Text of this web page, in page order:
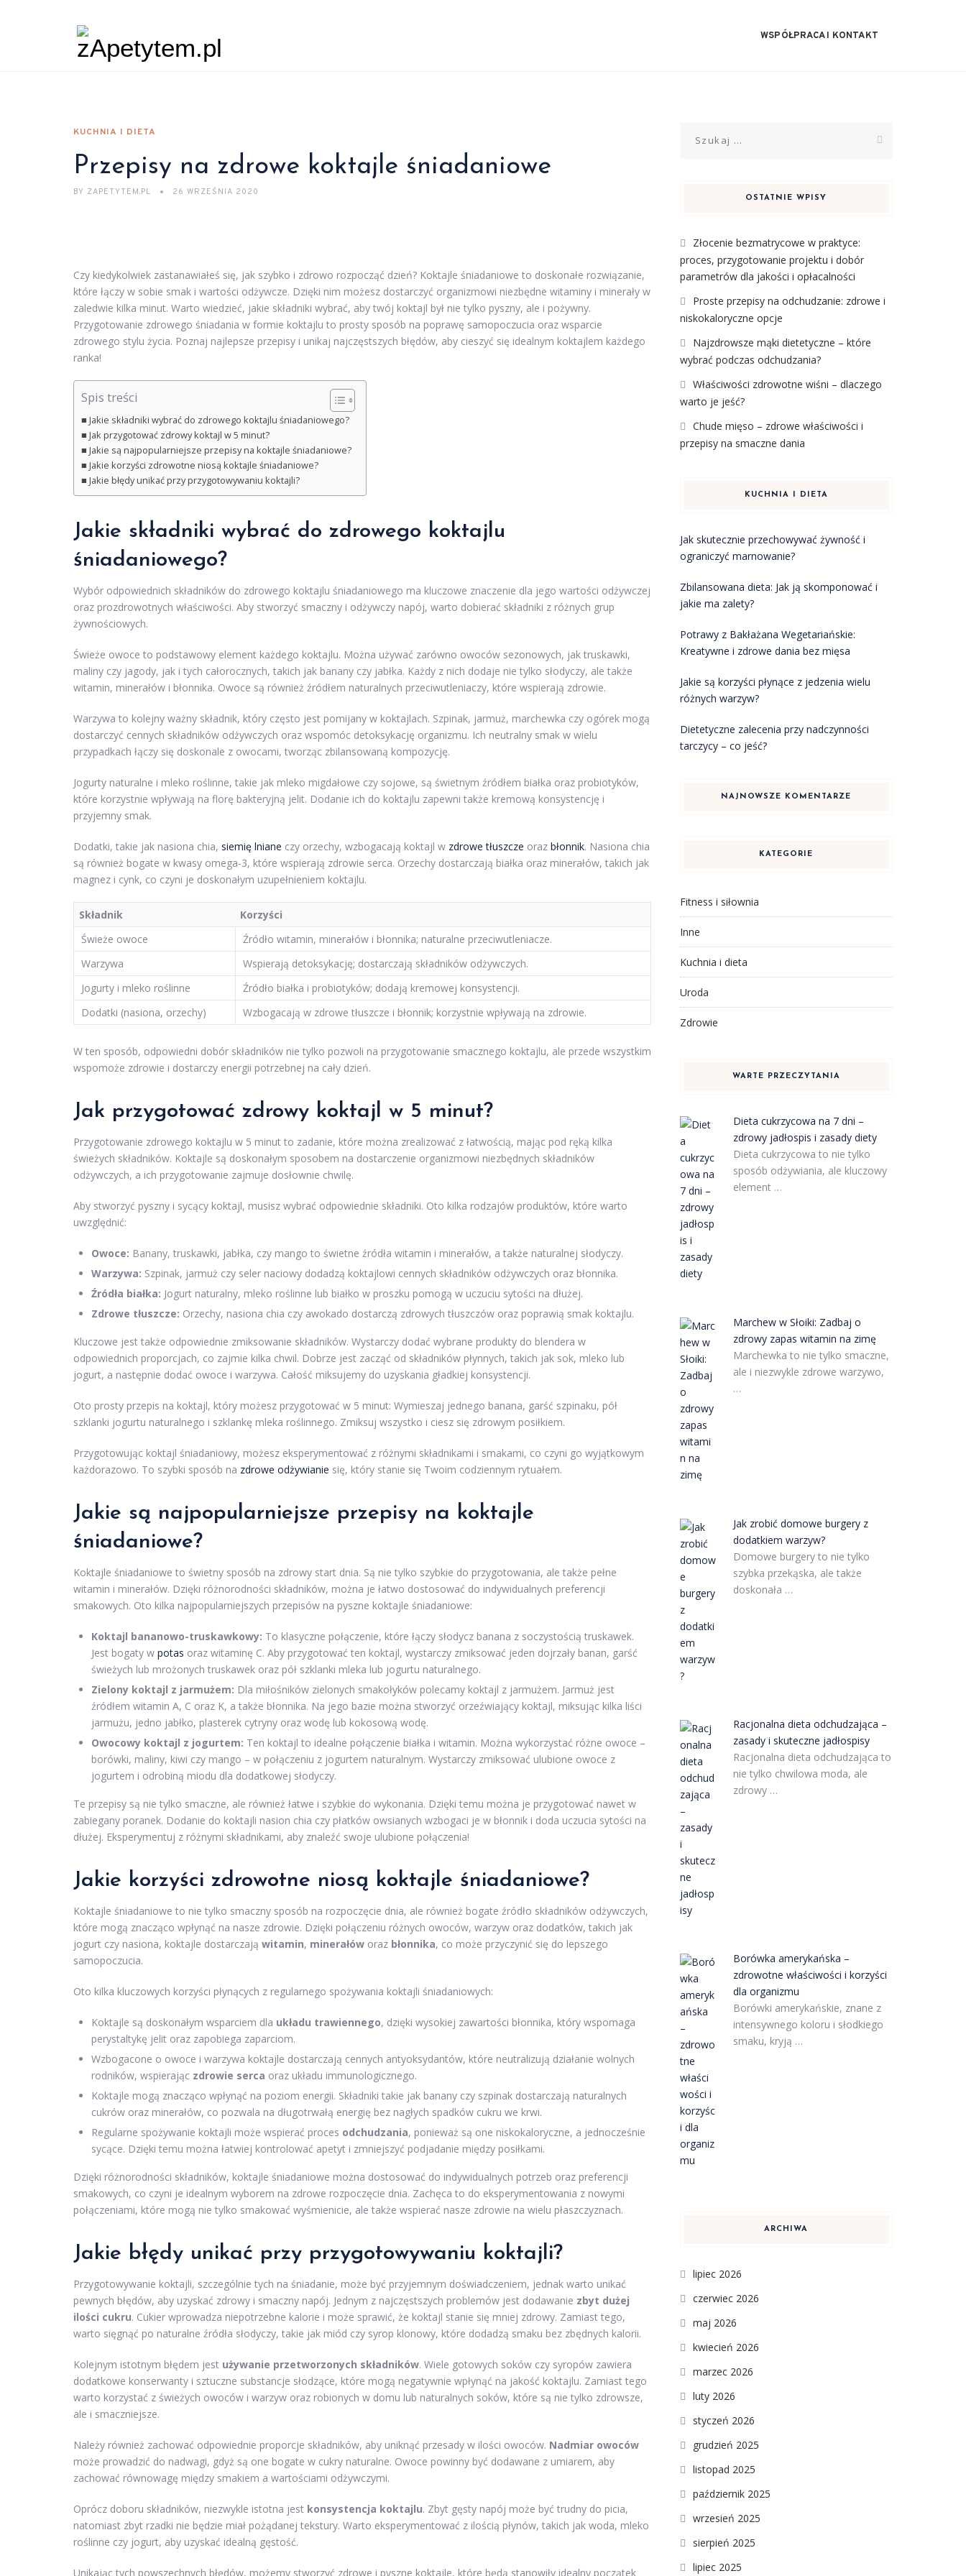
WSPÓŁPRACA I KONTAKT
KUCHNIA I DIETA
Przepisy na zdrowe koktajle śniadaniowe
BY ZAPETYTEM.PL 26 WRZEŚNIA 2020
Czy kiedykolwiek zastanawiałeś się, jak szybko i zdrowo rozpocząć dzień? Koktajle śniadaniowe to doskonałe rozwiązanie,
które łączy w sobie smak i wartości odżywcze. Dzięki nim możesz dostarczyć organizmowi niezbędne witaminy i minerały w
zaledwie kilka minut. Warto wiedzieć, jakie składniki wybrać, aby twój koktajl był nie tylko pyszny, ale i pożywny.
Przygotowanie zdrowego śniadania w formie koktajlu to prosty sposób na poprawę samopoczucia oraz wsparcie
zdrowego stylu życia. Poznaj najlepsze przepisy i unikaj najczęstszych błędów, aby cieszyć się idealnym koktajlem każdego
ranka!
Spis treści
Jakie składniki wybrać do zdrowego koktajlu śniadaniowego?
Jak przygotować zdrowy koktajl w 5 minut?
Jakie są najpopularniejsze przepisy na koktajle śniadaniowe?
Jakie korzyści zdrowotne niosą koktajle śniadaniowe?
Jakie błędy unikać przy przygotowywaniu koktajli?
Jakie składniki wybrać do zdrowego koktajlu
śniadaniowego?
Wybór odpowiednich składników do zdrowego koktajlu śniadaniowego ma kluczowe znaczenie dla jego wartości odżywczej
oraz prozdrowotnych właściwości. Aby stworzyć smaczny i odżywczy napój, warto dobierać składniki z różnych grup
żywnościowych.
Świeże owoce to podstawowy element każdego koktajlu. Można używać zarówno owoców sezonowych, jak truskawki,
maliny czy jagody, jak i tych całorocznych, takich jak banany czy jabłka. Każdy z nich dodaje nie tylko słodyczy, ale także
witamin, minerałów i błonnika. Owoce są również źródłem naturalnych przeciwutleniaczy, które wspierają zdrowie.
Warzywa to kolejny ważny składnik, który często jest pomijany w koktajlach. Szpinak, jarmuż, marchewka czy ogórek mogą
dostarczyć cennych składników odżywczych oraz wspomóc detoksykację organizmu. Ich neutralny smak w wielu
przypadkach łączy się doskonale z owocami, tworząc zbilansowaną kompozycję.
Jogurty naturalne i mleko roślinne, takie jak mleko migdałowe czy sojowe, są świetnym źródłem białka oraz probiotyków,
które korzystnie wpływają na florę bakteryjną jelit. Dodanie ich do koktajlu zapewni także kremową konsystencję i
przyjemny smak.
Dodatki, takie jak nasiona chia, siemię lniane czy orzechy, wzbogacają koktajl w zdrowe tłuszcze oraz błonnik. Nasiona chia
są również bogate w kwasy omega-3, które wspierają zdrowie serca. Orzechy dostarczają białka oraz minerałów, takich jak
magnez i cynk, co czyni je doskonałym uzupełnieniem koktajlu.
Składnik
Korzyści
Świeże owoce
Źródło witamin, minerałów i błonnika; naturalne przeciwutleniacze.
Warzywa
Wspierają detoksykację; dostarczają składników odżywczych.
Jogurty i mleko roślinne
Źródło białka i probiotyków; dodają kremowej konsystencji.
Dodatki (nasiona, orzechy)
Wzbogacają w zdrowe tłuszcze i błonnik; korzystnie wpływają na zdrowie.
W ten sposób, odpowiedni dobór składników nie tylko pozwoli na przygotowanie smacznego koktajlu, ale przede wszystkim
wspomoże zdrowie i dostarczy energii potrzebnej na cały dzień.
Jak przygotować zdrowy koktajl w 5 minut?
Przygotowanie zdrowego koktajlu w 5 minut to zadanie, które można zrealizować z łatwością, mając pod ręką kilka
świeżych składników. Koktajle są doskonałym sposobem na dostarczenie organizmowi niezbędnych składników
odżywczych, a ich przygotowanie zajmuje dosłownie chwilę.
Aby stworzyć pyszny i sycący koktajl, musisz wybrać odpowiednie składniki. Oto kilka rodzajów produktów, które warto
uwzględnić:
Owoce: Banany, truskawki, jabłka, czy mango to świetne źródła witamin i minerałów, a także naturalnej słodyczy.
Warzywa: Szpinak, jarmuż czy seler naciowy dodadzą koktajlowi cennych składników odżywczych oraz błonnika.
Źródła białka: Jogurt naturalny, mleko roślinne lub białko w proszku pomogą w uczuciu sytości na dłużej.
Zdrowe tłuszcze: Orzechy, nasiona chia czy awokado dostarczą zdrowych tłuszczów oraz poprawią smak koktajlu.
Kluczowe jest także odpowiednie zmiksowanie składników. Wystarczy dodać wybrane produkty do blendera w
odpowiednich proporcjach, co zajmie kilka chwil. Dobrze jest zacząć od składników płynnych, takich jak sok, mleko lub
jogurt, a następnie dodać owoce i warzywa. Całość miksujemy do uzyskania gładkiej konsystencji.
Oto prosty przepis na koktajl, który możesz przygotować w 5 minut: Wymieszaj jednego banana, garść szpinaku, pół
szklanki jogurtu naturalnego i szklankę mleka roślinnego. Zmiksuj wszystko i ciesz się zdrowym posiłkiem.
Przygotowując koktajl śniadaniowy, możesz eksperymentować z różnymi składnikami i smakami, co czyni go wyjątkowym
każdorazowo. To szybki sposób na zdrowe odżywianie się, który stanie się Twoim codziennym rytuałem.
Jakie są najpopularniejsze przepisy na koktajle
śniadaniowe?
Koktajle śniadaniowe to świetny sposób na zdrowy start dnia. Są nie tylko szybkie do przygotowania, ale także pełne
witamin i minerałów. Dzięki różnorodności składników, można je łatwo dostosować do indywidualnych preferencji
smakowych. Oto kilka najpopularniejszych przepisów na pyszne koktajle śniadaniowe:
Koktajl bananowo-truskawkowy: To klasyczne połączenie, które łączy słodycz banana z soczystością truskawek.
Jest bogaty w potas oraz witaminę C. Aby przygotować ten koktajl, wystarczy zmiksować jeden dojrzały banan, garść
świeżych lub mrożonych truskawek oraz pół szklanki mleka lub jogurtu naturalnego.
Zielony koktajl z jarmużem: Dla miłośników zielonych smakołyków polecamy koktajl z jarmużem. Jarmuż jest
źródłem witamin A, C oraz K, a także błonnika. Na jego bazie można stworzyć orzeźwiający koktajl, miksując kilka liści
jarmużu, jedno jabłko, plasterek cytryny oraz wodę lub kokosową wodę.
Owocowy koktajl z jogurtem: Ten koktajl to idealne połączenie białka i witamin. Można wykorzystać różne owoce –
borówki, maliny, kiwi czy mango – w połączeniu z jogurtem naturalnym. Wystarczy zmiksować ulubione owoce z
jogurtem i odrobiną miodu dla dodatkowej słodyczy.
Te przepisy są nie tylko smaczne, ale również łatwe i szybkie do wykonania. Dzięki temu można je przygotować nawet w
zabiegany poranek. Dodanie do koktajli nasion chia czy płatków owsianych wzbogaci je w błonnik i doda uczucia sytości na
dłużej. Eksperymentuj z różnymi składnikami, aby znaleźć swoje ulubione połączenia!
Jakie korzyści zdrowotne niosą koktajle śniadaniowe?
Koktajle śniadaniowe to nie tylko smaczny sposób na rozpoczęcie dnia, ale również bogate źródło składników odżywczych,
które mogą znacząco wpłynąć na nasze zdrowie. Dzięki połączeniu różnych owoców, warzyw oraz dodatków, takich jak
jogurt czy nasiona, koktajle dostarczają witamin, minerałów oraz błonnika, co może przyczynić się do lepszego
samopoczucia.
Oto kilka kluczowych korzyści płynących z regularnego spożywania koktajli śniadaniowych:
Koktajle są doskonałym wsparciem dla układu trawiennego, dzięki wysokiej zawartości błonnika, który wspomaga
perystaltykę jelit oraz zapobiega zaparciom.
Wzbogacone o owoce i warzywa koktajle dostarczają cennych antyoksydantów, które neutralizują działanie wolnych
rodników, wspierając zdrowie serca oraz układu immunologicznego.
Koktajle mogą znacząco wpłynąć na poziom energii. Składniki takie jak banany czy szpinak dostarczają naturalnych
cukrów oraz minerałów, co pozwala na długotrwałą energię bez nagłych spadków cukru we krwi.
Regularne spożywanie koktajli może wspierać proces odchudzania, ponieważ są one niskokaloryczne, a jednocześnie
sycące. Dzięki temu można łatwiej kontrolować apetyt i zmniejszyć podjadanie między posiłkami.
Dzięki różnorodności składników, koktajle śniadaniowe można dostosować do indywidualnych potrzeb oraz preferencji
smakowych, co czyni je idealnym wyborem na zdrowe rozpoczęcie dnia. Zachęca to do eksperymentowania z nowymi
połączeniami, które mogą nie tylko smakować wyśmienicie, ale także wspierać nasze zdrowie na wielu płaszczyznach.
Jakie błędy unikać przy przygotowywaniu koktajli?
Przygotowywanie koktajli, szczególnie tych na śniadanie, może być przyjemnym doświadczeniem, jednak warto unikać
pewnych błędów, aby uzyskać zdrowy i smaczny napój. Jednym z najczęstszych problemów jest dodawanie zbyt dużej
ilości cukru. Cukier wprowadza niepotrzebne kalorie i może sprawić, że koktajl stanie się mniej zdrowy. Zamiast tego,
warto sięgnąć po naturalne źródła słodyczy, takie jak miód czy syrop klonowy, które dodadzą smaku bez zbędnych kalorii.
Kolejnym istotnym błędem jest używanie przetworzonych składników. Wiele gotowych soków czy syropów zawiera
dodatkowe konserwanty i sztuczne substancje słodzące, które mogą negatywnie wpłynąć na jakość koktajlu. Zamiast tego
warto korzystać z świeżych owoców i warzyw oraz robionych w domu lub naturalnych soków, które są nie tylko zdrowsze,
ale i smaczniejsze.
Należy również zachować odpowiednie proporcje składników, aby uniknąć przesady w ilości owoców. Nadmiar owoców
może prowadzić do nadwagi, gdyż są one bogate w cukry naturalne. Owoce powinny być dodawane z umiarem, aby
zachować równowagę między smakiem a wartościami odżywczymi.
Oprócz doboru składników, niezwykle istotna jest konsystencja koktajlu. Zbyt gęsty napój może być trudny do picia,
natomiast zbyt rzadki nie będzie miał pożądanej tekstury. Warto eksperymentować z ilością płynów, takich jak woda, mleko
roślinne czy jogurt, aby uzyskać idealną gęstość.
Unikając tych powszechnych błędów, możemy stworzyć zdrowe i pyszne koktajle, które będą stanowiły idealny początek
OSTATNIE WPISY
Złocenie bezmatrycowe w praktyce:
proces, przygotowanie projektu i dobór
parametrów dla jakości i opłacalności
Proste przepisy na odchudzanie: zdrowe i
niskokaloryczne opcje
Najzdrowsze mąki dietetyczne – które
wybrać podczas odchudzania?
Właściwości zdrowotne wiśni – dlaczego
warto je jeść?
Chude mięso – zdrowe właściwości i
przepisy na smaczne dania
KUCHNIA I DIETA
Jak skutecznie przechowywać żywność i
ograniczyć marnowanie?
Zbilansowana dieta: Jak ją skomponować i
jakie ma zalety?
Potrawy z Bakłażana Wegetariańskie:
Kreatywne i zdrowe dania bez mięsa
Jakie są korzyści płynące z jedzenia wielu
różnych warzyw?
Dietetyczne zalecenia przy nadczynności
tarczycy – co jeść?
NAJNOWSZE KOMENTARZE
KATEGORIE
Fitness i siłownia
Inne
Kuchnia i dieta
Uroda
Zdrowie
WARTE PRZECZYTANIA
Dieta cukrzycowa na 7 dni –
zdrowy jadłospis i zasady diety
Dieta cukrzycowa to nie tylko
sposób odżywiania, ale kluczowy
element …
Marchew w Słoiki: Zadbaj o
zdrowy zapas witamin na zimę
Marchewka to nie tylko smaczne,
ale i niezwykle zdrowe warzywo,
…
Jak zrobić domowe burgery z
dodatkiem warzyw?
Domowe burgery to nie tylko
szybka przekąska, ale także
doskonała …
Racjonalna dieta odchudzająca –
zasady i skuteczne jadłospisy
Racjonalna dieta odchudzająca to
nie tylko chwilowa moda, ale
zdrowy …
Borówka amerykańska –
zdrowotne właściwości i korzyści
dla organizmu
Borówki amerykańskie, znane z
intensywnego koloru i słodkiego
smaku, kryją …
ARCHIWA
lipiec 2026
czerwiec 2026
maj 2026
kwiecień 2026
marzec 2026
luty 2026
styczeń 2026
grudzień 2025
listopad 2025
październik 2025
wrzesień 2025
sierpień 2025
lipiec 2025